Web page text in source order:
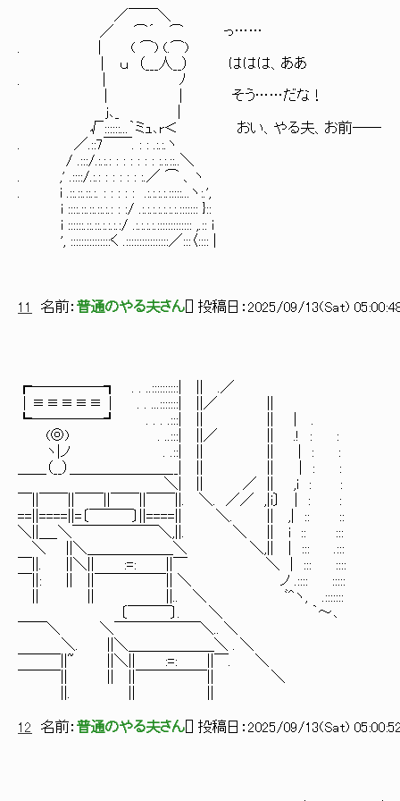
／￣￣＼
／ ⌒´ ⌒ っ……
. ｜ ( ⌒) (.⌒)
｜ ｕ （___人__） ははは、ああ
. | ﾉ
| | そう……だな！
j､_ |
√::::::...｀ミｭ､r＜ おい、やる夫、お前――
. ／.::7￣￣. : : .:.:.ヽ
/ .:::/.:.:.: : : : : : : :.:.::..＼
. ,' .::::/.:.: : : : : : :.／ ⌒ 、ヽ
. i .::.::.::.:. : : : : : .:.:.:.:.:::::...ヽ:.',
i ::::.::.::.::.:.: : :/ .:.:.:.:.:.:.:.::::::: }::
i ::::::.::.::.:.:.:.:/ .:.:.:.:.::::::::::::: ,.:: i
', :::::::::::::::く .::::::::::::::::／:::〈:::: |
11 名前： 普通のやる夫さん ] 投稿日： 2025/09/13(Sat)
┏─────┓ . . ..::::::::::| || .／
│≡≡≡≡≡│ . . ...:::::::| ||／ ||
┗─────┛ . . . .:::| || || | .
(◎) . ..:::| ||／ || .! : :
ヽ|ノ . .::| || || | : :
＿＿（__）＿＿＿＿＿＿＿__| || || ｜ : :
＼| || ／ || ,i : :
￣||￣￣||￣￣||￣￣||￣￣||. ＼. ／／ ,|i〕 | : :
==||====||=〔￣￣￣〕||====|| ＼. || ,| :: ::
＼||＿_＼￣￣￣￣￣￣＼,||. ＼ || i :: :::
＼ ||＼＿＿＿＿＿＿＼ ＼,|| | ::: .:::
￣||. ||＼|| :=: ||￣ ＼ | ::: ::::
￣||: || ||￣￣￣￣￣|| ＼ ノ .:::: :::::
|| || ||.. ＼ ﾞ^ヽ, .:::::::
〔￣￣￣〕. ＼ ｀～､
￣￣＼ ＼￣￣￣￣￣￣＼.. ＼
＼. ||＼＿＿＿＿＿＿＼ . ＼
￣￣￣||~ ||＼|| :=: ||￣. ＼
￣￣￣|| || ||￣￣￣￣￣|| ＼
12 名前： 普通のやる夫さん ] 投稿日： 2025/09/13(Sat)